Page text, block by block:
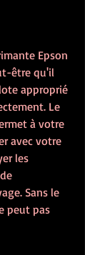
Epson
être qu'il
approprié
Le
à votre
avec votre
les
Sans le
peut pas